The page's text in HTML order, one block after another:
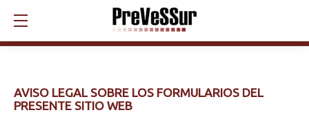
AVISO LEGAL SOBRE LOS FORMULARIOS DEL
PRESENTE SITIO WEB